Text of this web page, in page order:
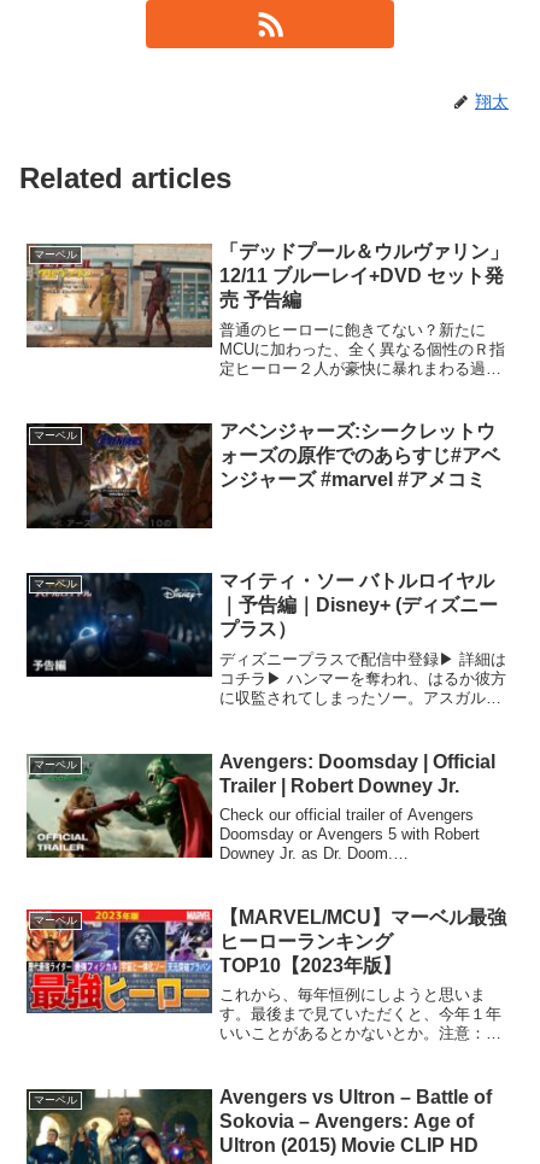
翔太
Related articles
マーベル
「デッドプール＆ウルヴァリン」
12/11 ブルーレイ+DVD セット発
売 予告編
普通のヒーローに飽きてない？新たに
MCUに加わった、全く異なる個性のＲ指
定ヒーロー２人が豪快に暴れまわる過激
日（水）発売・ブルーレイ+DVD セッ
ト・4K UHD+...
マーベル
アベンジャーズ:シークレットウ
ォーズの原作でのあらすじ#アベ
ンジャーズ #marvel #アメコミ
マーベル
マイティ・ソー バトルロイヤル
｜予告編｜Disney+ (ディズニー
プラス）
ディズニープラスで配信中登録▶︎ 詳細は
コチラ▶︎ ハンマーを奪われ、はるか彼方
に収監されてしまったソー。アスガルド
戻らなくてはならない。そして、アスガ
ルドには死の女神...
マーベル
Avengers: Doomsday | Official
Trailer | Robert Downey Jr.
Check our official trailer of Avengers
Doomsday or Avengers 5 with Robert
Downey Jr. as Dr. Doom.
マーベル
【MARVEL/MCU】マーベル最強
ヒーローランキング
TOP10【2023年版】
これから、毎年恒例にしようと思いま
す。最後まで見ていただくと、今年１年
いいことがあるとかないとか。注意：以
グ」動画を比較するとより楽しめます。
前回動画【マーベル】...
マーベル
Avengers vs Ultron – Battle of
Sokovia – Avengers: Age of
Ultron (2015) Movie CLIP HD